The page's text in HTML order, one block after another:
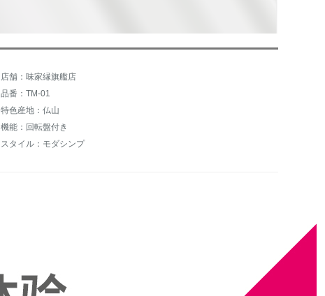
店舗：味家縁旗艦店
品番：TM-01
特色産地：仏山
機能：回転盤付き
スタイル：モダシンプ